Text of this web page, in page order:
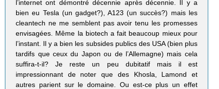
l’internet ont démontré décennie après décennie. Il y a
bien eu Tesla (un gadget?), A123 (un succès?) mais les
cleantech ne me semblent pas avoir tenu les promesses
envisagées. Même la biotech a fait beaucoup mieux pour
l’instant. Il y a bien les subsides publics des USA (bien plus
tardifs que ceux du Japon ou de l’Allemagne) mais cela
suffira-t-il? Je reste un peu dubitatif mais il est
impressionnant de noter que des Khosla, Lamond et
autres parient sur le domaine. Ou est-ce plus un effet